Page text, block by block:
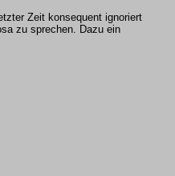
Zeit konsequent ignoriert
zu sprechen. Dazu ein